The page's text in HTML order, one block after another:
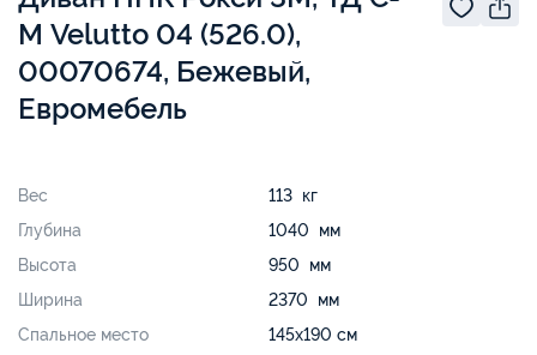
М Velutto 04 (526.0),
00070674, Бежевый,
Евромебель
Вес
113 кг
Глубина
1040 мм
Высота
950 мм
Ширина
2370 мм
Спальное место
145х190 см